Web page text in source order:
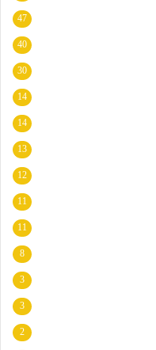
47
40
30
14
14
13
12
11
11
8
3
3
2